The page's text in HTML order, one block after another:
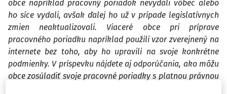
obce napríklad pracovný poriadok nevydali vôbec alebo
ho síce vydali, avšak ďalej ho už v prípade legislatívnych
zmien neaktualizovali. Viaceré obce pri príprave
pracovného poriadku napríklad použili vzor zverejnený na
internete bez toho, aby ho upravili na svoje konkrétne
podmienky. V príspevku nájdete aj odporúčania, ako môžu
obce zosúladiť svoje pracovné poriadky s platnou právnou